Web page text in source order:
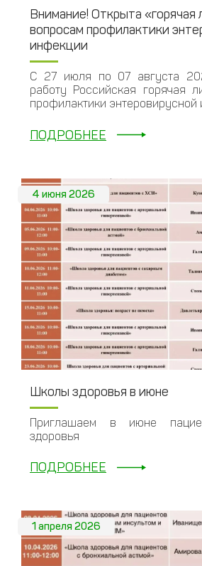
Внимание! Открыта «горячая
вопросам профилактики
инфекции
С 27 июля по 07 августа
работу Российская горячая
профилактики энтеровирусной
ПОДРОБНЕЕ
4 июня 2026
Школы здоровья в июне
Приглашаем в июне
здоровья
ПОДРОБНЕЕ
1 апреля 2026